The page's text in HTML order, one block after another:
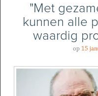
"Met
kunnen alle
waardig
op 15